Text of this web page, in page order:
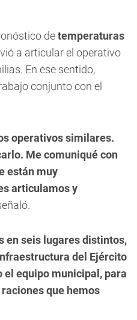
detemperaturas
a articular el operativo
En ese sentido,
conjunto con el
operativos similares.
Me comuniqué con
están muy
articulamos y
en seis lugares distintos,
del Ejército
el equipo municipal, para
que hemos